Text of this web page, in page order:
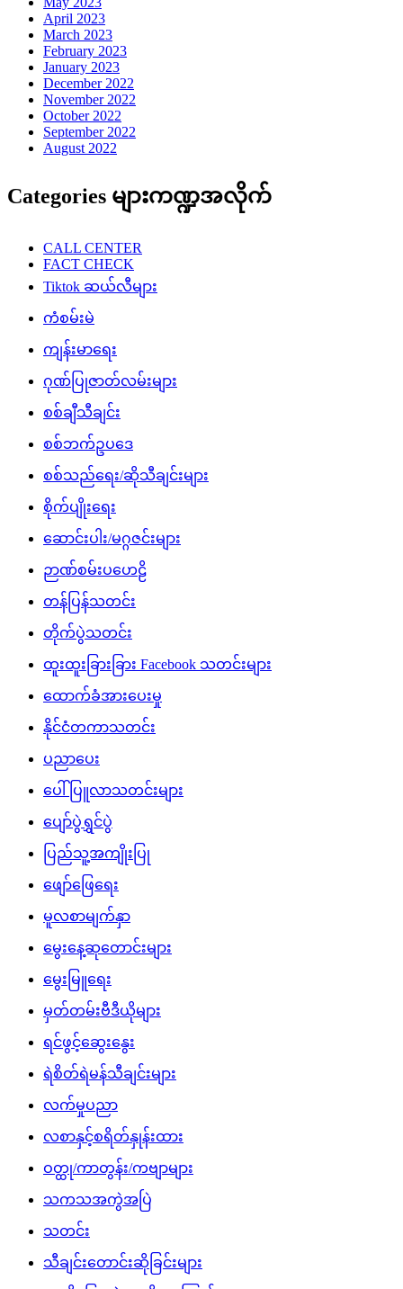
April 2023
March 2023
February 2023
January 2023
December 2022
November 2022
October 2022
September 2022
August 2022
Categories များကဏ္ဍအလိုက်
CALL CENTER
FACT CHECK
Tiktok ဆယ်လီများ
ကံစမ်းမဲ
ကျန်းမာရေး
ဂုဏ်ပြုဇာတ်လမ်းများ
စစ်ချီသီချင်း
စစ်ဘက်ဥပဒေ
စစ်သည်ရေး/ဆိုသီချင်းများ
စိုက်ပျိုးရေး
ဆောင်းပါး/မဂ္ဂဇင်းများ
ဉာဏ်စမ်းပဟေဠိ
တန်ပြန်သတင်း
တိုက်ပွဲသတင်း
ထူးထူးခြားခြား Facebook သတင်းများ
ထောက်ခံအားပေးမှု
နိုင်ငံတကာသတင်း
ပညာပေး
ပေါ်ပြူလာသတင်းများ
ပျော်ပွဲရွှင်ပွဲ
ပြည်သူ့အကျိုးပြု
ဖျော်ဖြေရေး
မူလစာမျက်နှာ
မွေးနေ့ဆုတောင်းများ
မွေးမြူရေး
မှတ်တမ်းဗီဒီယိုများ
ရင်ဖွင့်ဆွေးနွေး
ရဲစိတ်ရဲမန်သီချင်းများ
လက်မှုပညာ
လစာနှင့်စရိတ်နှုန်းထား
ဝတ္ထု/ကာတွန်း/ကဗျာများ
သကသအကွဲအပြဲ
သတင်း
သီချင်းတောင်းဆိုခြင်းများ